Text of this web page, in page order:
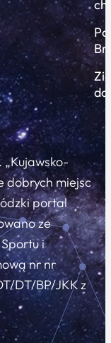
dobrych miejsc
portal
ze
i
nr nr
DT/BP/JKK z